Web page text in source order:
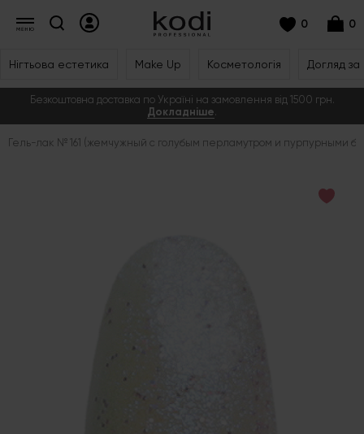
0 0
Нігтьова естетика Make Up Косметологія Догляд
Безкоштовна доставка по Україні на замовлення від 1500 грн.
Докладніше.
Гель-лак № 161 (жемчужный с голубым перламутром и пурпурными